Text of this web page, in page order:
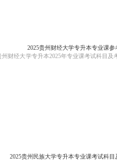
2025贵州财经大学专升本专业课参
财经大学专升本2025年专业课考试科目
2025贵州民族大学专升本专业课考试科目